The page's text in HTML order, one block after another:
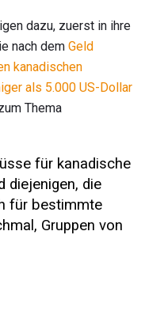
dazu, zuerst in ihre
nach dem Geld
kanadischen
als 5.000 US-Dollar
Thema
für kanadische
diejenigen, die
für bestimmte
Gruppen von